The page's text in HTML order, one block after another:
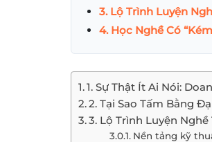
3. Lộ Trình Luyện
4. Học Nghề Có
1. Sự Thật Ít Ai Nói:
2. Tại Sao Tấm Bằng
3. Lộ Trình Luyện
Nền tảng kỹ